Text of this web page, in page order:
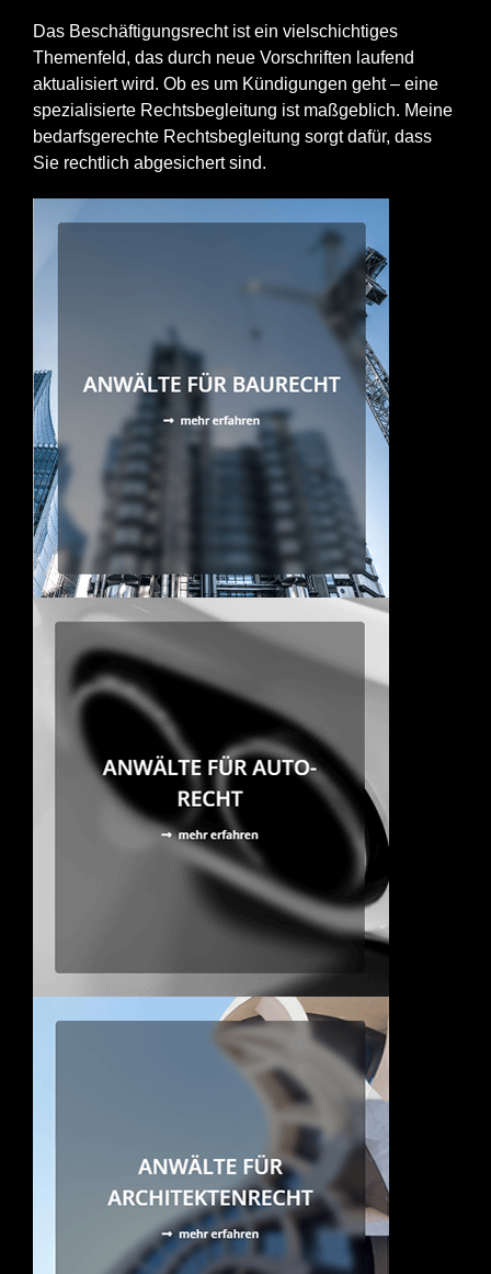
Das Beschäftigungsrecht ist ein vielschichtiges
Themenfeld, das durch neue Vorschriften laufend
aktualisiert wird. Ob es um Kündigungen geht – eine
spezialisierte Rechtsbegleitung ist maßgeblich. Meine
bedarfsgerechte Rechtsbegleitung sorgt dafür, dass
Sie rechtlich abgesichert sind.